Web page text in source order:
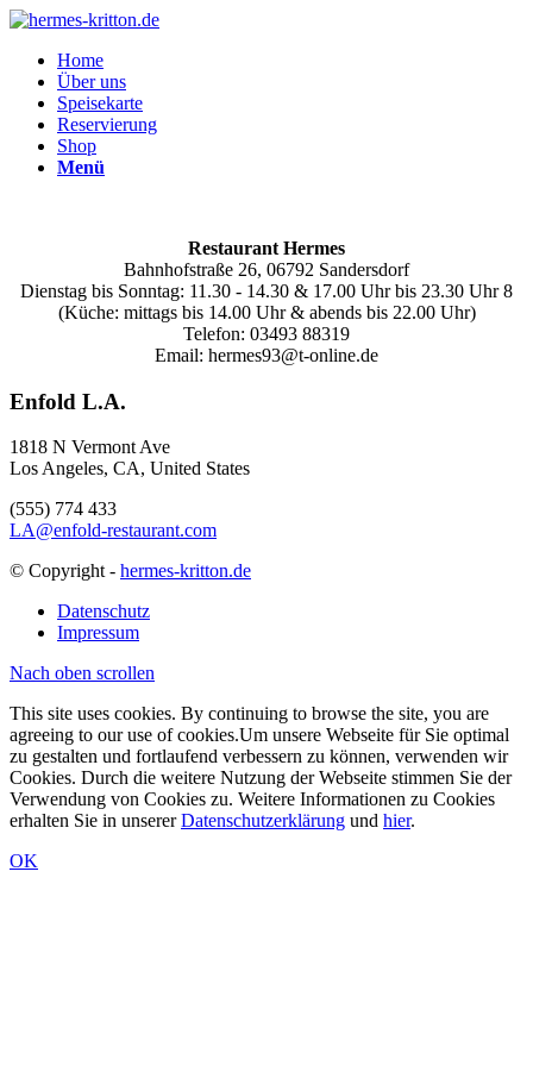
Home
Über uns
Speisekarte
Reservierung
Shop
Menü
Restaurant Hermes
Bahnhofstraße 26, 06792 Sandersdorf
Dienstag bis Sonntag: 11.30 - 14.30 & 17.00 Uhr bis 23.30 Uhr 8
(Küche: mittags bis 14.00 Uhr & abends bis 22.00 Uhr)
Telefon: 03493 88319
Email: hermes93@t-online.de
Enfold L.A.
1818 N Vermont Ave
Los Angeles, CA, United States
(555) 774 433
LA@enfold-restaurant.com
© Copyright - hermes-kritton.de
Datenschutz
Impressum
Nach oben scrollen
This site uses cookies. By continuing to browse the site, you are
agreeing to our use of cookies.Um unsere Webseite für Sie optimal
zu gestalten und fortlaufend verbessern zu können, verwenden wir
Cookies. Durch die weitere Nutzung der Webseite stimmen Sie der
Verwendung von Cookies zu. Weitere Informationen zu Cookies
erhalten Sie in unsererDatenschutzerklärung und hier.
OK